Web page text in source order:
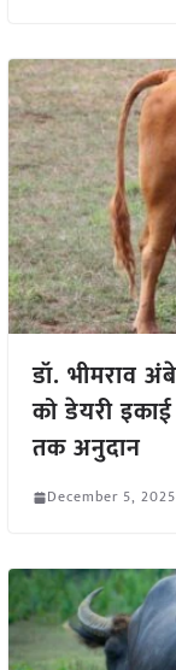
डॉ. भीमराव
को डेयरी
तक अनुदान
December 5, 2025